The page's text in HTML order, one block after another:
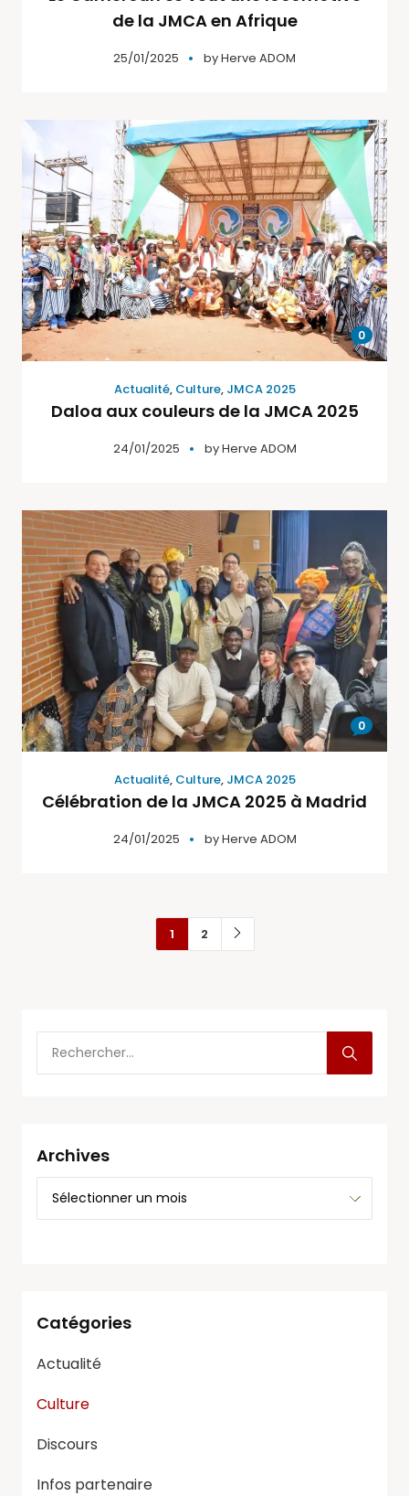
de la JMCA en Afrique
25/01/2025 byHerve ADOM
0
Actualité, Culture, JMCA 2025
Daloa aux couleurs de la JMCA 2025
24/01/2025 byHerve ADOM
0
Actualité, Culture, JMCA 2025
Célébration de la JMCA 2025 à Madrid
24/01/2025 byHerve ADOM
1 2
Archives
Catégories
Actualité
Culture
Discours
Infos partenaire